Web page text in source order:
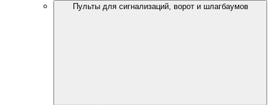
Пульты для сигнализаций, ворот и шлагбаумов